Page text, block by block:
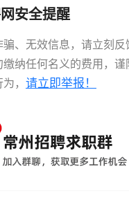
安全提醒
、无效信息，请立刻反
缴纳任何名义的费用，谨
， 请立即举报！